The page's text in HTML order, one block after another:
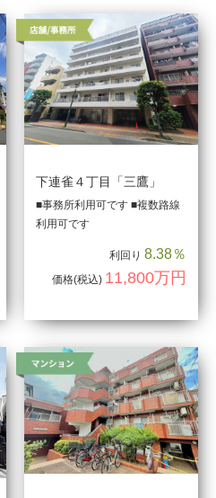
下連雀４丁目「三鷹」
■事務所利用可です ■複数路線
利用可です
利回り8.38％
価格(税込) 11,800万円